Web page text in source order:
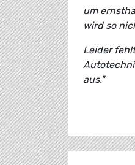
um
wird so
Leider
aus."